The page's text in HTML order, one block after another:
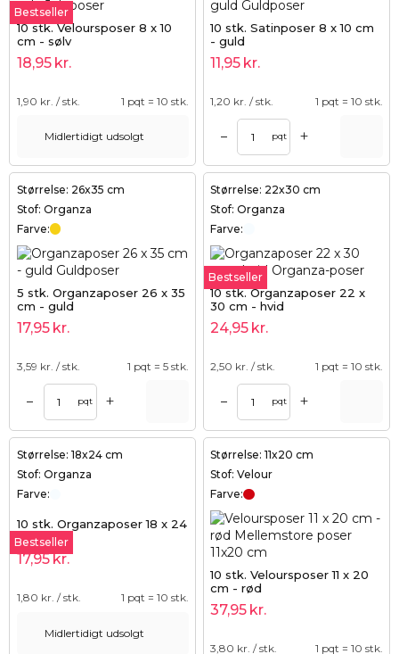
Bestseller
10 stk. Veloursposer 8 x 10
cm - sølv
18,95 kr.
1,90 kr. / stk. 1 pqt = 10 stk.
Midlertidigt udsolgt
10 stk. Satinposer 8 x 10 cm
- guld
11,95 kr.
1,20 kr. / stk. 1 pqt = 10 stk.
– pqt +
Størrelse: 26x35 cm
Stof: Organza
Farve:
5 stk. Organzaposer 26 x 35
cm - guld
17,95 kr.
3,59 kr. / stk. 1 pqt = 5 stk.
– pqt +
Størrelse: 22x30 cm
Stof: Organza
Farve:
Bestseller
10 stk. Organzaposer 22 x
30 cm - hvid
24,95 kr.
2,50 kr. / stk. 1 pqt = 10 stk.
– pqt +
Størrelse: 18x24 cm
Stof: Organza
Farve:
Bestseller
10 stk. Organzaposer 18 x 24
cm - hvid
17,95kr.
1,80 kr. / stk. 1 pqt = 10 stk.
Midlertidigt udsolgt
Størrelse: 11x20 cm
Stof: Velour
Farve:
10 stk. Veloursposer 11 x 20
cm - rød
37,95 kr.
3,80 kr. / stk. 1 pqt = 10 stk.